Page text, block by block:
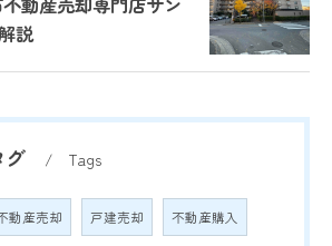
説
グ Tags
動産売却 戸建売却 不動産購入